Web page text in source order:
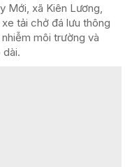
Mới, xã Kiên Lương,
tải chở đá lưu thông
môi trường và